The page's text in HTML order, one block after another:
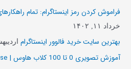
ا
ی
فراموش کردن رمز اینستاگرام: تمام
خرداد ۱۱, ۱۴۰۲
بهترین سایت خرید فالوور اینستاگرام اردیبهشت
آموزش تصویری 0 تا 100 کلاب هاوس | clubhouse